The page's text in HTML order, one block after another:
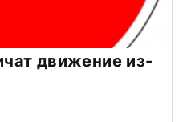
движение из-